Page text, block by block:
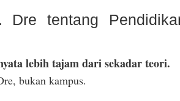
tentang
lebih tajam dari sekadar teori.
bukan kampus.